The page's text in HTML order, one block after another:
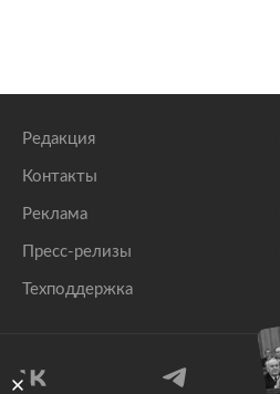
Редакция
Контакты
Реклама
Пресс-релизы
Техподдержка